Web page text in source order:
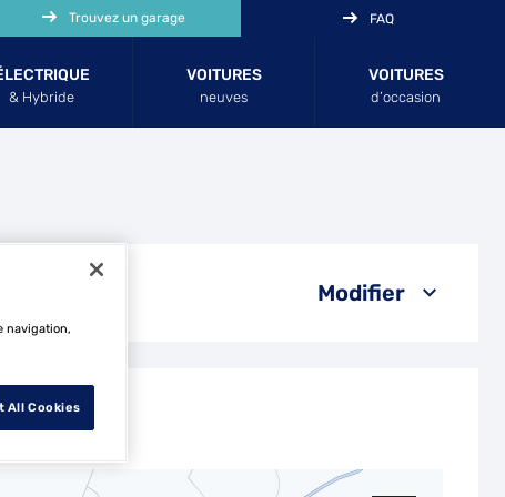
& Hybride
VOITURES
neuves
VOITURES
d’occasion
Trouvez un garage FAQ
Modifier
navigation,
All Cookies